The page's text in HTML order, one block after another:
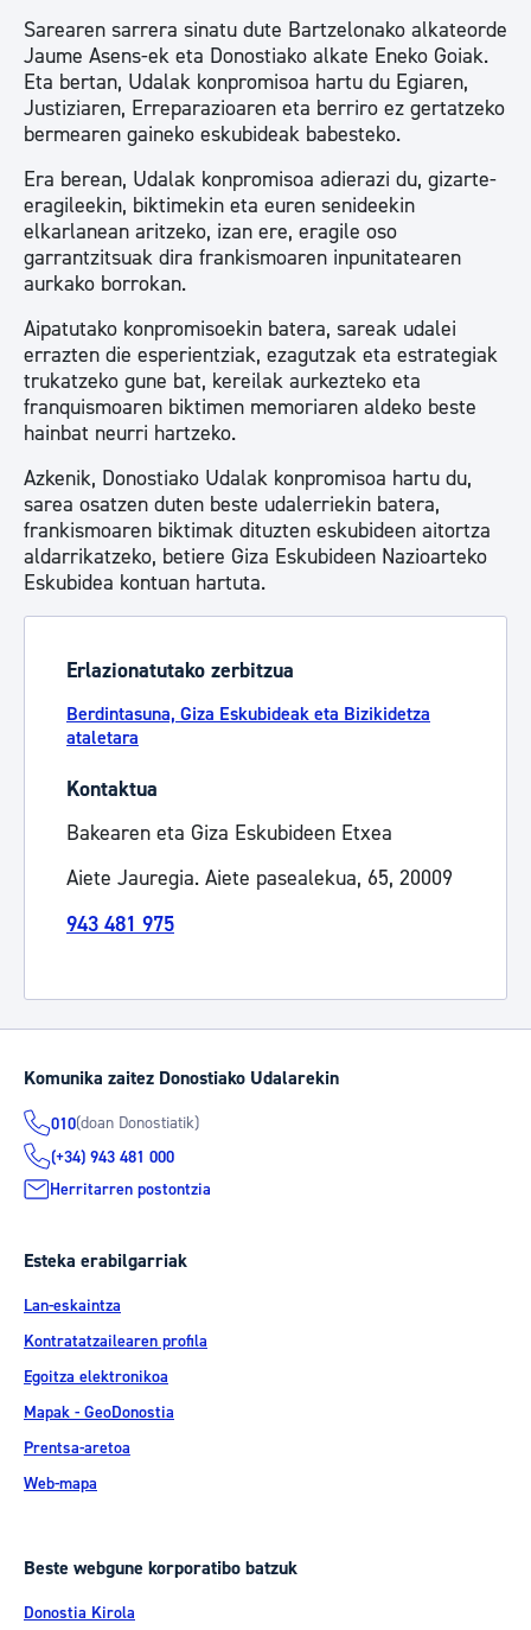
Sarearen sarrera sinatu dute Bartzelonako alkateorde
Jaume Asens-ek eta Donostiako alkate Eneko Goiak.
Eta bertan, Udalak konpromisoa hartu du Egiaren,
Justiziaren, Erreparazioaren eta berriro ez gertatzeko
bermearen gaineko eskubideak babesteko.
Era berean, Udalak konpromisoa adierazi du, gizarte-
eragileekin, biktimekin eta euren senideekin
elkarlanean aritzeko, izan ere, eragile oso
garrantzitsuak dira frankismoaren inpunitatearen
aurkako borrokan.
Aipatutako konpromisoekin batera, sareak udalei
errazten die esperientziak, ezagutzak eta estrategiak
trukatzeko gune bat, kereilak aurkezteko eta
franquismoaren biktimen memoriaren aldeko beste
hainbat neurri hartzeko.
Azkenik, Donostiako Udalak konpromisoa hartu du,
sarea osatzen duten beste udalerriekin batera,
frankismoaren biktimak dituzten eskubideen aitortza
aldarrikatzeko, betiere Giza Eskubideen Nazioarteko
Eskubidea kontuan hartuta.
Erlazionatutako zerbitzua
Berdintasuna, Giza Eskubideak eta Bizikidetza
ataletara
Kontaktua
Bakearen eta Giza Eskubideen Etxea
Aiete Jauregia. Aiete pasealekua, 65, 20009
943 481 975
Komunika zaitez Donostiako Udalarekin
010(doan Donostiatik)
(+34) 943 481 000
Herritarren postontzia
Esteka erabilgarriak
Lan-eskaintza
Kontratatzailearen profila
Egoitza elektronikoa
Mapak - GeoDonostia
Prentsa-aretoa
Web-mapa
Beste webgune korporatibo batzuk
Donostia Kirola